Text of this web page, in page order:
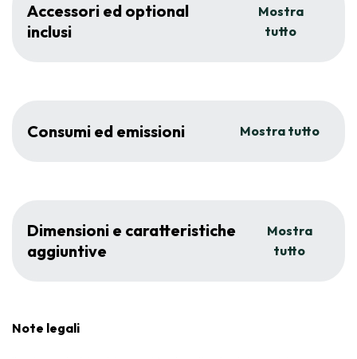
Accessori ed optional
inclusi
Mostra
tutto
Consumi ed emissioni Mostra tutto
Dimensioni e caratteristiche
aggiuntive
Mostra
tutto
Note legali